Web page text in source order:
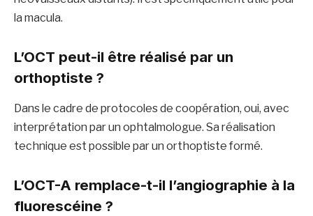
la macula.
L’OCT peut-il être réalisé par un
orthoptiste ?
Dans le cadre de protocoles de coopération, oui, avec
interprétation par un ophtalmologue. Sa réalisation
technique est possible par un orthoptiste formé.
L’OCT-A remplace-t-il l’angiographie à la
fluorescéine ?